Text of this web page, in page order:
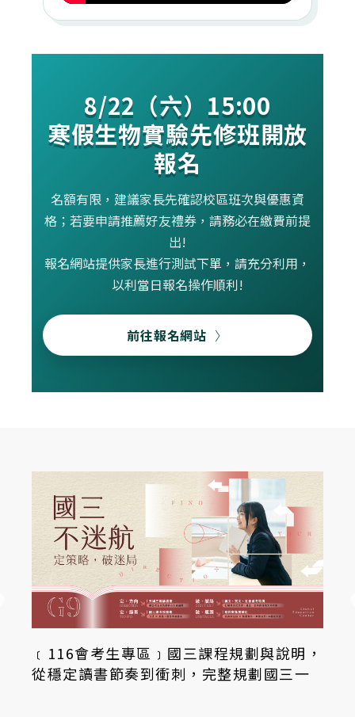
8/22（六）15:00
寒假生物實驗先修班開放
報名
名額有限，建議家長先確認校區班次與優惠資
格；若要申請推薦好友禮券，請務必在繳費前提
出!
報名網站提供家長進行測試下單，請充分利用，
以利當日報名操作順利!
前往報名網站
﹝116會考生專區﹞國三課程規劃與說明，
從穩定讀書節奏到衝刺，完整規劃國三一